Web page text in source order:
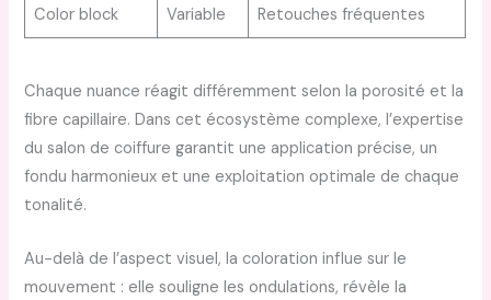
Color block Variable Retouches fréquentes
Chaque nuance réagit différemment selon la porosité et la
fibre capillaire. Dans cet écosystème complexe, l’expertise
du salon de coiffure garantit une application précise, un
fondu harmonieux et une exploitation optimale de chaque
tonalité.
Au-delà de l’aspect visuel, la coloration influe sur le
mouvement : elle souligne les ondulations, révèle la